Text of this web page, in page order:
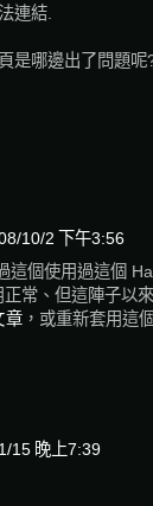
連結.
是哪邊出了問題呢
10/2 下午3:56
這個使用過這個
常、但這陣子以
章，或重新套用這
15 晚上7:39